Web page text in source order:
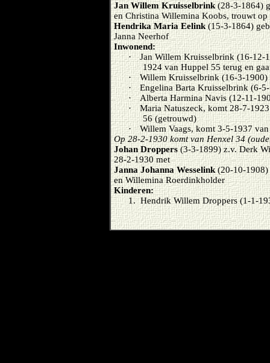
Jan Willem Kruisselbrink(28-3-1864)
en Christina Willemina Koobs, trouwt
Hendrika Maria Eelink(15-3-1864)
Janna Neerhof
Inwonend:
·
Jan Willem Kruisselbrink (16-12-
1924 van Huppel 55 terug en
·
Willem Kruisselbrink (16-3-1900)
·
Engelina Barta Kruisselbrink (6-
·
Alberta Harmina Navis (12-11-
·
Maria Natuszeck, komt 28-7-
56 (getrouwd)
·
Willem Vaags, komt 3-5-1937
Op 28-2-1930 komt van Henxel 34
Johan Droppers(3-3-1899) z.v. Derk
28-2-1930 met
Janna Johanna Wesselink(20-10-1908)
en Willemina Roerdinkholder
Kinderen:
1. Hendrik Willem Droppers (1-1-